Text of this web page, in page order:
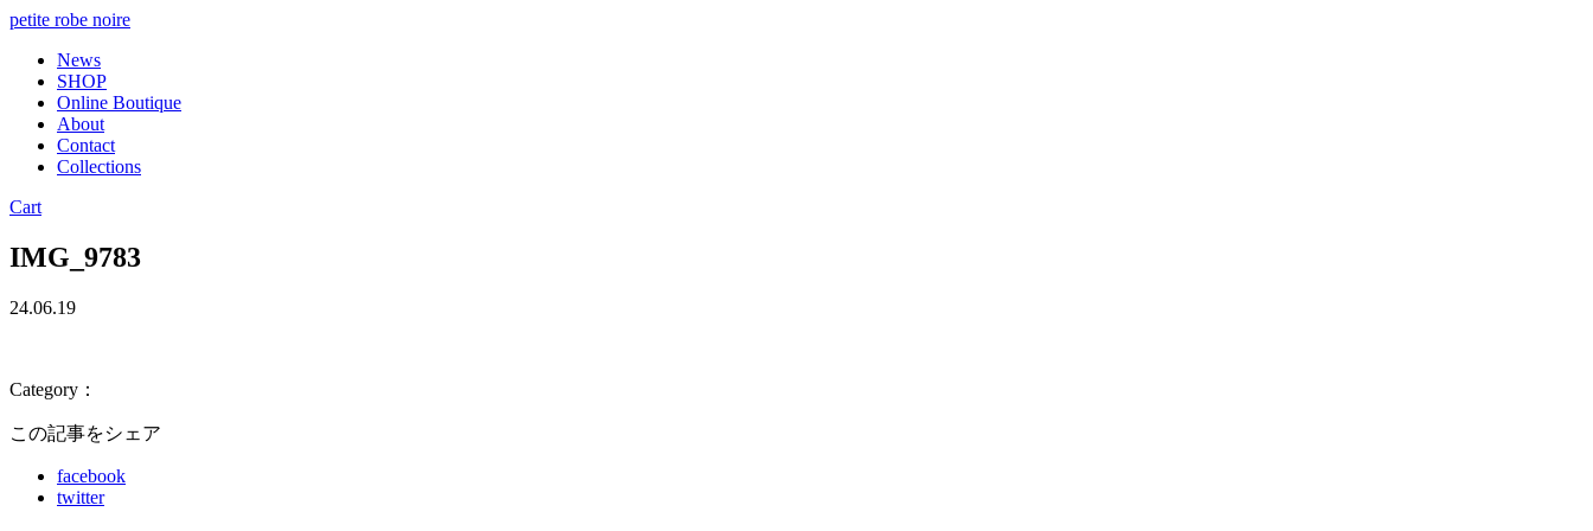
petite robe noire
News
SHOP
Online Boutique
About
Contact
Collections
Cart
IMG_9783
24.06.19
Category：
この記事をシェア
facebook
twitter